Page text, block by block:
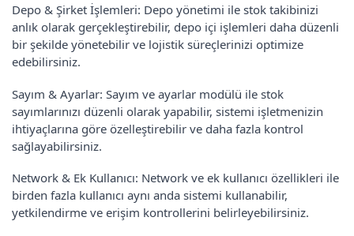
Depo & Şirket İşlemleri: Depo yönetimi ile stok takibinizi
anlık olarak gerçekleştirebilir, depo içi işlemleri daha düzenli
bir şekilde yönetebilir ve lojistik süreçlerinizi optimize
edebilirsiniz.
Sayım & Ayarlar: Sayım ve ayarlar modülü ile stok
sayımlarınızı düzenli olarak yapabilir, sistemi işletmenizin
ihtiyaçlarına göre özelleştirebilir ve daha fazla kontrol
sağlayabilirsiniz.
Network & Ek Kullanıcı: Network ve ek kullanıcı özellikleri ile
birden fazla kullanıcı aynı anda sistemi kullanabilir,
yetkilendirme ve erişim kontrollerini belirleyebilirsiniz.